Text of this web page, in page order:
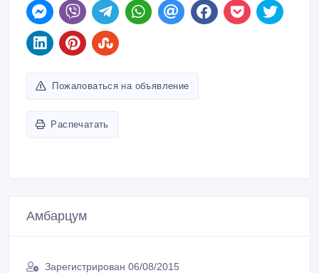
Пожаловаться на объявление
Распечатать
Амбарцум
Зарегистрирован 06/08/2015